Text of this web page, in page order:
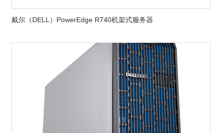
戴尔（DELL）PowerEdge R740机架式服务器